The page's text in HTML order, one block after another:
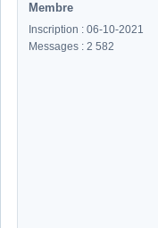
Membre
Inscription : 06-10-2021
Messages : 2 582